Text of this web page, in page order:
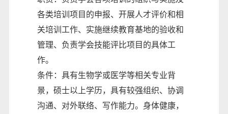
各类培训项目的申报、开展人才评价和相
关培训工作、实施继续教育基地的验收和
管理、负责学会技能评比项目的具体工
作。
条件：具有生物学或医学等相关专业背
景，硕士以上学历，具有较强组织、协调
沟通、对外联络、写作能力。身体健康，